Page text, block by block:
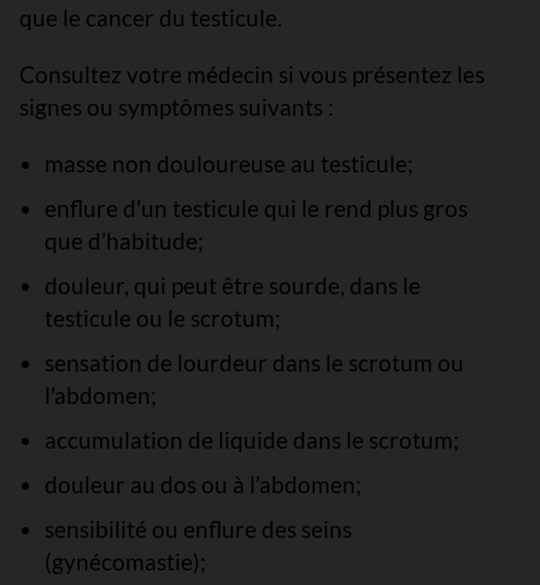
que le cancer du testicule.
Consultez votre médecin si vous présentez les
signes ou symptômes suivants :
masse non douloureuse au testicule;
enflure d'un testicule qui le rend plus gros
que d’habitude;
douleur, qui peut être sourde, dans le
testicule ou le scrotum;
sensation de lourdeur dans le scrotum ou
l'abdomen;
accumulation de liquide dans le scrotum;
douleur au dos ou à l’abdomen;
sensibilité ou enflure des seins
(gynécomastie);